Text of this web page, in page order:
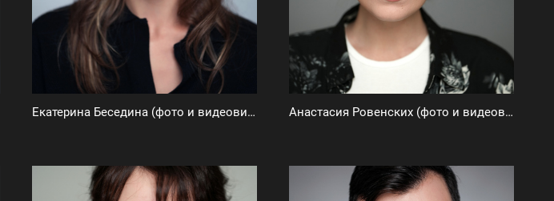
Екатерина Беседина (фото и видеовизитка) Анастасия Ровенских (фото и видеовизитки)